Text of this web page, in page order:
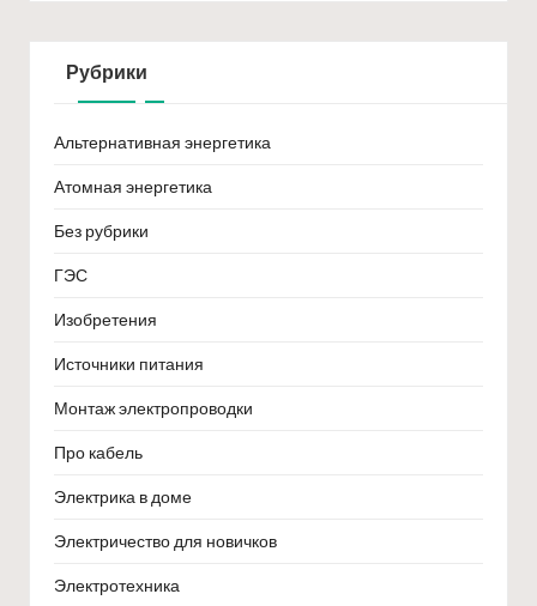
Рубрики
Альтернативная энергетика
Атомная энергетика
Без рубрики
ГЭС
Изобретения
Источники питания
Монтаж электропроводки
Про кабель
Электрика в доме
Электричество для новичков
Электротехника